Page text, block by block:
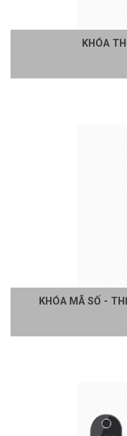
KHÓA
KHÓA MÃ SỐ -